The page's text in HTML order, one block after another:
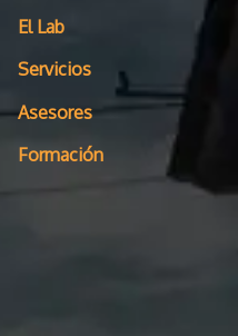
El Lab
Servicios
Asesores
Formación